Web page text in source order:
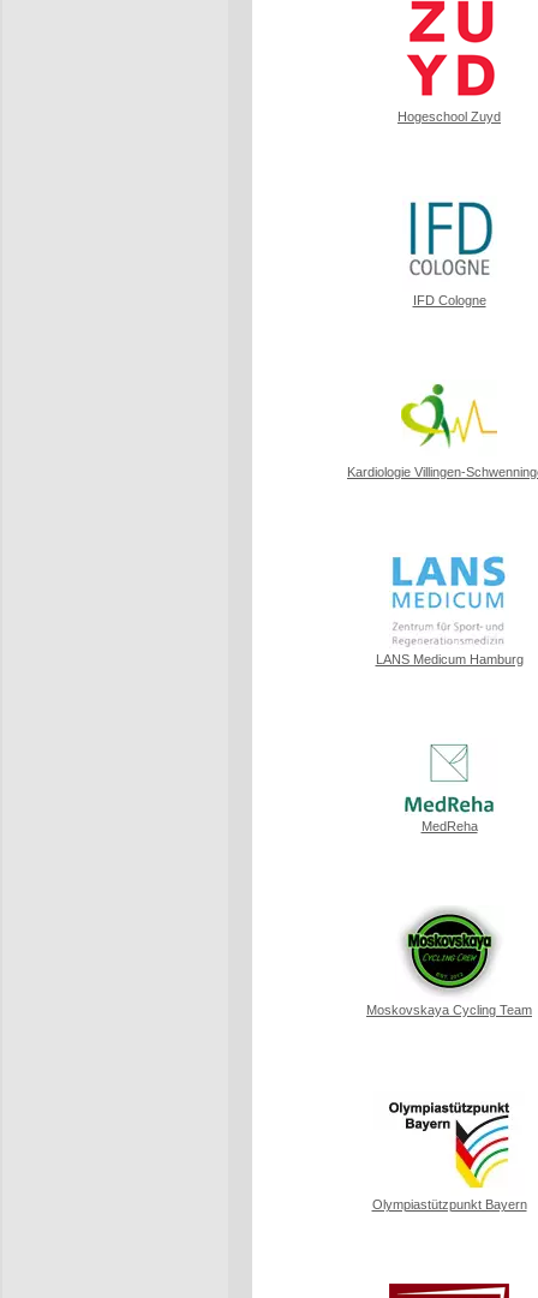
Hogeschool Zuyd
IFD Cologne
Kardiologie Villingen-
LANS Medicum Hamburg
MedReha
Moskovskaya Cycling Team
Olympiastützpunkt Bayern